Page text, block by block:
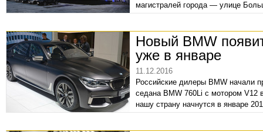
магистралей города — улице
ярчайшей
Новый BMW
уже в январе
11.12.2016
Российские дилеры BMW начали
седана BMW 760Li с мотором V12
нашу страну начнутся в январе